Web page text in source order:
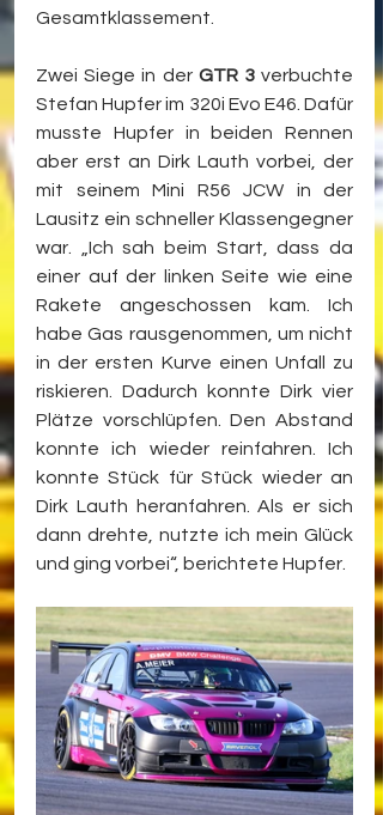
Gesamtklassement.
Zwei Siege in der GTR 3 verbuchte
Stefan Hupfer im 320i Evo E46. Dafür
musste Hupfer in beiden Rennen
aber erst an Dirk Lauth vorbei, der
mit seinem Mini R56 JCW in der
Lausitz ein schneller Klassengegner
war. „Ich sah beim Start, dass da
einer auf der linken Seite wie eine
Rakete angeschossen kam. Ich
habe Gas rausgenommen, um nicht
in der ersten Kurve einen Unfall zu
riskieren. Dadurch konnte Dirk vier
Plätze vorschlüpfen. Den Abstand
konnte ich wieder reinfahren. Ich
konnte Stück für Stück wieder an
Dirk Lauth heranfahren. Als er sich
dann drehte, nutzte ich mein Glück
und ging vorbei“, berichtete Hupfer.